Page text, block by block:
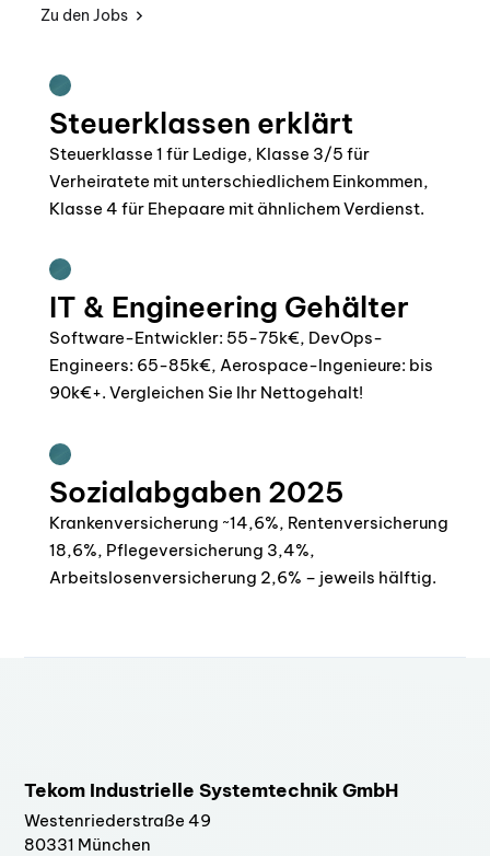
Zu den Jobs
Steuerklassen erklärt
Steuerklasse 1 für Ledige, Klasse 3/5 für
Verheiratete mit unterschiedlichem Einkommen,
Klasse 4 für Ehepaare mit ähnlichem Verdienst.
IT & Engineering Gehälter
Software-Entwickler: 55-75k€, DevOps-
Engineers: 65-85k€, Aerospace-Ingenieure: bis
90k€+. Vergleichen Sie Ihr Nettogehalt!
Sozialabgaben 2025
Krankenversicherung ~14,6%, Rentenversicherung
18,6%, Pflegeversicherung 3,4%,
Arbeitslosenversicherung 2,6% – jeweils hälftig.
Tekom Industrielle Systemtechnik GmbH
Westenriederstraße 49
80331 München